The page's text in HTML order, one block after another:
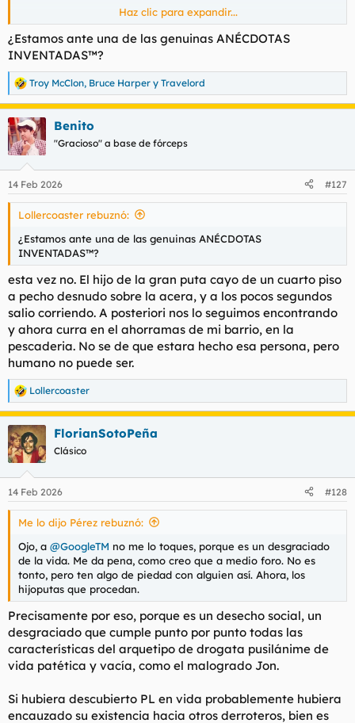
Era un cuarto piso
Cuando la policia estaba aporreando la puerta, josean asomo
la bombona de butano por el balcon y como pesaba mas que
el, pues ala, la bombona y josean pabajo. Cuando se arrimaron
los policias a ver si estaba vivo, sorpresa, no solo estaba vivo
sino que salio corriendo el tio. Ni le persiguieron, se montaron
en los BX y no pusieron ni las luces.
Haz clic para expandir...
¿Estamos ante una de las genuinas ANÉCDOTAS
INVENTADAS™?
R
e
a
c
c
i
e
s
Troy McClon, Bruce Harper y Travelord
Benito
"Gracioso" a base de fórceps
14 Feb 2026 #127
Lollercoaster rebuznó:
¿Estamos ante una de las genuinas ANÉCDOTAS
INVENTADAS™?
esta vez no. El hijo de la gran puta cayo de un cuarto piso
a pecho desnudo sobre la acera, y a los pocos segundos
salio corriendo. A posteriori nos lo seguimos encontrando
y ahora curra en el ahorramas de mi barrio, en la
pescaderia. No se de que estara hecho esa persona, pero
humano no puede ser.
R
e
a
c
c
i
e
s
Lollercoaster
FlorianSotoPeña
Clásico
14 Feb 2026 #128
Me lo dijo Pérez rebuznó:
Ojo, a @GoogleTM no me lo toques, porque es un desgraciado
de la vida. Me da pena, como creo que a medio foro. No es
tonto, pero ten algo de piedad con alguien así. Ahora, los
hijoputas que procedan.
Precisamente por eso, porque es un desecho social, un
desgraciado que cumple punto por punto todas las
características del arquetipo de drogata pusilánime de
vida patética y vacía, como el malogrado Jon.
Si hubiera descubierto PL en vida probablemente hubiera
encauzado su existencia hacia otros derroteros, bien es